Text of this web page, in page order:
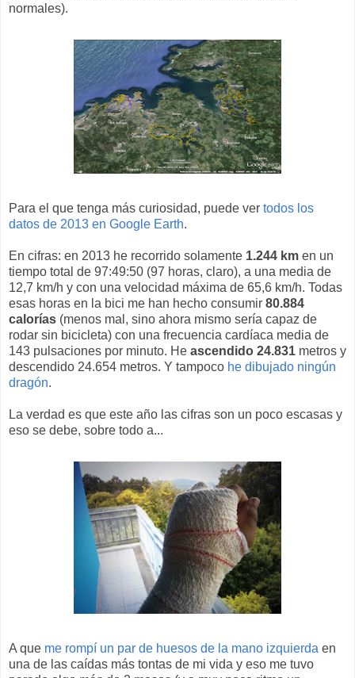
normales).
Para el que tenga más curiosidad, puede ver todos los
datos de 2013 en Google Earth.
En cifras: en 2013 he recorrido solamente 1.244 km en un
tiempo total de 97:49:50 (97 horas, claro), a una media de
12,7 km/h y con una velocidad máxima de 65,6 km/h. Todas
esas horas en la bici me han hecho consumir 80.884
calorías (menos mal, sino ahora mismo sería capaz de
rodar sin bicicleta) con una frecuencia cardíaca media de
143 pulsaciones por minuto. He ascendido 24.831 metros y
descendido 24.654 metros. Y tampoco he dibujado ningún
dragón.
La verdad es que este año las cifras son un poco escasas y
eso se debe, sobre todo a...
A que me rompí un par de huesos de la mano izquierda en
una de las caídas más tontas de mi vida y eso me tuvo